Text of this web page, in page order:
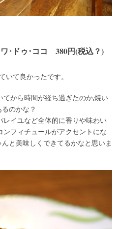
･ドゥ･ココ 380円(税込？)
いて良かったです。
てから時間が経ち過ぎたのか,焼い
のかな？
レイユなど全体的に香りや味わい
フィチュールがアクセントにな
と美味しくできてるかなと思いま